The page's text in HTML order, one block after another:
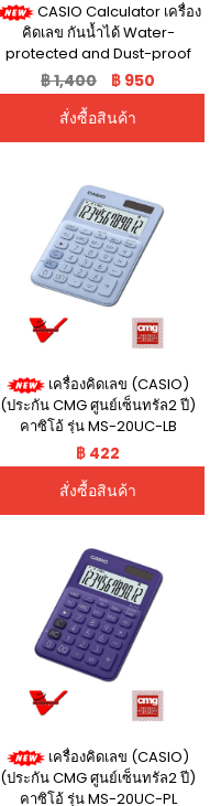
CASIO Calculator เครื่อง
คิดเลข กันน้ำได้ Water-
protected and Dust-proof
เครื่องคิดเลขตั้งโต๊ะ WD-320MT
เครื่องคิดเลขตั้งโต๊ะ ( รับประกัน
cmg ศูนย์เซ็ลทรัล 2 ปี )
฿ 1,400
฿ 950
สั่งซื้อสินค้า
เครื่องคิดเลข (CASIO)
(ประกัน CMG ศูนย์เซ็นทรัล2 ปี)
คาซิโอ้ รุ่น MS-20UC-LB
฿ 422
สั่งซื้อสินค้า
เครื่องคิดเลข (CASIO)
(ประกัน CMG ศูนย์เซ็นทรัล2 ปี)
คาซิโอ้ รุ่น MS-20UC-PL